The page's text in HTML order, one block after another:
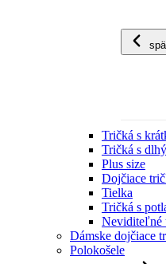
Tričká s
Tričká s
Plus size
Dojčiace
Tielka
Tričká s
Neviditeľné
Dámske dojčiace
Polokošele